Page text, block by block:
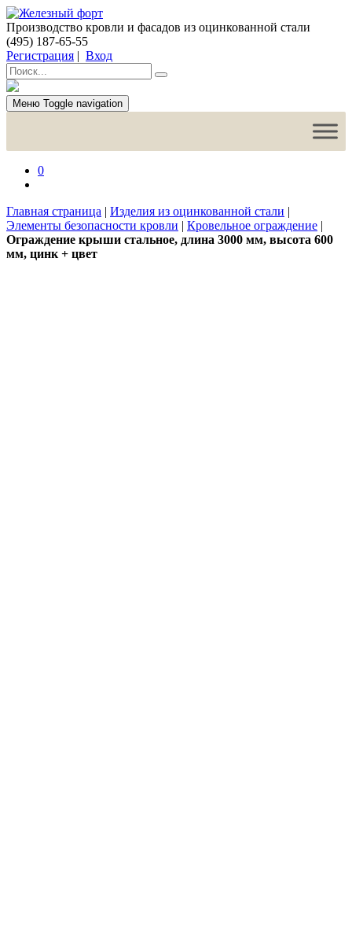
Производство кровли и фасадов из оцинкованной стали
(495) 187-65-55
Регистрация | Вход
Меню Toggle navigation
0
Главная страница | Изделия из оцинкованной стали |
Элементы безопасности кровли | Кровельное ограждение |
Ограждение крыши стальное, длина 3000 мм, высота 600
мм, цинк + цвет